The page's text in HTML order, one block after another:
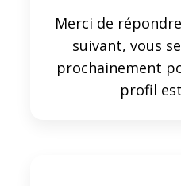
Merci de
suivant, vous
prochainement
profil